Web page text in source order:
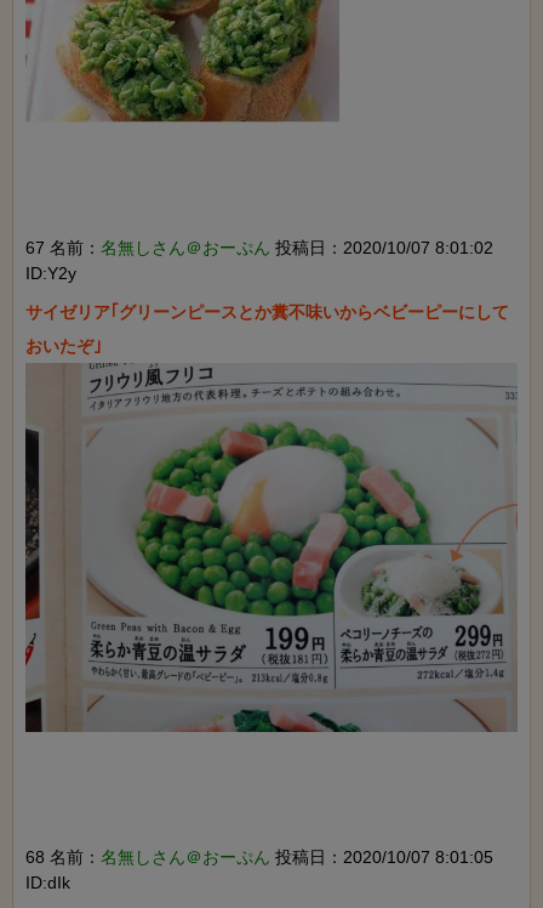
67 名前： 名無しさん＠おーぷん 投稿日：2020/10/07 8:01:02
ID:Y2y
サイゼリア｢グリーンピースとか糞不味いからベビーピーにして
68 名前： 名無しさん＠おーぷん 投稿日：2020/10/07 8:01:05
ID:dIk